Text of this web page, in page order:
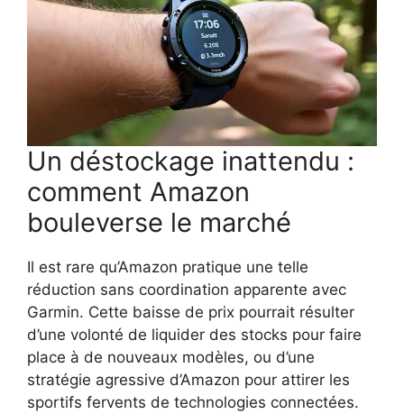
Un déstockage inattendu :
comment Amazon
bouleverse le marché
Il est rare qu’Amazon pratique une telle
réduction sans coordination apparente avec
Garmin. Cette baisse de prix pourrait résulter
d’une volonté de liquider des stocks pour faire
place à de nouveaux modèles, ou d’une
stratégie agressive d’Amazon pour attirer les
sportifs fervents de technologies connectées.